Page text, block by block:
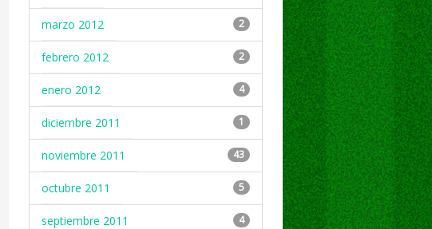
marzo 2012 2
febrero 2012 2
enero 2012 4
diciembre 2011 1
noviembre 2011 43
octubre 2011 5
septiembre 2011 4